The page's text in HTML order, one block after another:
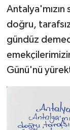
Antalya'mızın
doğru,
gündüz
Günü'nü